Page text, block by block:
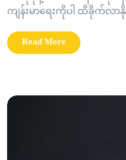
ကျန်းမာရေးကိုပါ ထိခိုက်လာနို
Read More